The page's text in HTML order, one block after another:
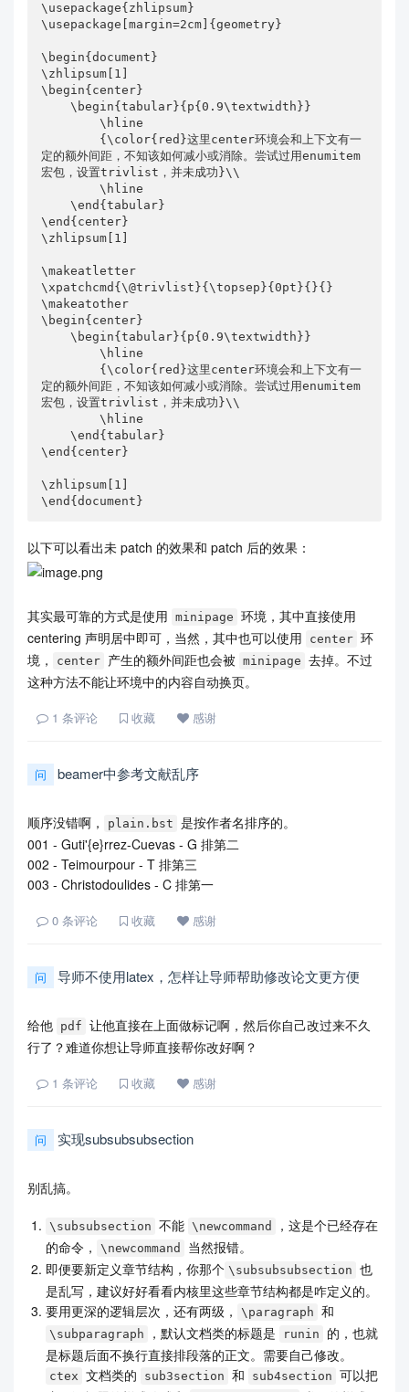
\usepackage{zhlipsum}
\usepackage[margin=2cm]{geometry}
\begin{document}
\zhlipsum[1]
\begin{center}
    \begin{tabular}{p{0.9\textwidth}}
        \hline
定的额外间距，不知该如何减小或消除。尝试过用enumitem
宏包，设置trivlist，并未成功}\\
        \hline
    \end{tabular}
\end{center}
\zhlipsum[1]
\makeatletter
\xpatchcmd{\@trivlist}{\topsep}{0pt}{}{}
\makeatother
\begin{center}
    \begin{tabular}{p{0.9\textwidth}}
        \hline
定的额外间距，不知该如何减小或消除。尝试过用enumitem
宏包，设置trivlist，并未成功}\\
        \hline
    \end{tabular}
\end{center}
\zhlipsum[1]
\end{document}
以下可以看出未 patch 的效果和 patch 后的效果：
其实最可靠的方式是使用 minipage 环境，其中直接使用
centering 声明居中即可，当然，其中也可以使用
center 环
境，
center 产生的额外间距也会被 minipage 去掉。不过
这种方法不能让环境中的内容自动换页。
1 条评论 收藏 感谢
问 beamer中参考文献乱序
顺序没错啊， plain.bst 是按作者名排序的。
001 - Guti'{e}rrez-Cuevas - G 排第二
002 - Teimourpour - T 排第三
003 - Christodoulides - C 排第一
0 条评论 收藏 感谢
问 导师不使用latex，怎样让导师帮助修改论文更方便
给他 pdf 让他直接在上面做标记啊，然后你自己改过来不久
行了？难道你想让导师直接帮你改好啊？
1 条评论 收藏 感谢
问 实现subsubsubsection
别乱搞。
\subsubsection 不能 \newcommand
，这是个已经存在
的命令，
\newcommand
当然报错。
即便要新定义章节结构，你那个 \subsubsubsection 也
是乱写，建议好好看看内核里这些章节结构都是咋定义的。
要用更深的逻辑层次，还有两级，
\paragraph 和
\subparagraph ，默认文档类的标题是 runin
的，也就
是标题后面不换行直接排段落的正文。需要自己修改。
ctex 文档类的 sub3section 和 sub4section 可以把